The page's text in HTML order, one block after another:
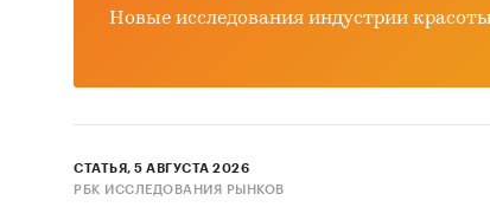
Новые исследования индустрии
СТАТЬЯ, 5 АВГУСТА 2026
РБК ИССЛЕДОВАНИЯ РЫНКОВ